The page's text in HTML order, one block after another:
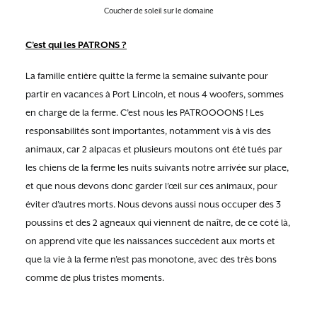
Coucher de soleil sur le domaine
C’est qui les PATRONS ?
La famille entière quitte la ferme la semaine suivante pour
partir en vacances à Port Lincoln, et nous 4 woofers, sommes
en charge de la ferme. C’est nous les PATROOOONS ! Les
responsabilités sont importantes, notamment vis à vis des
animaux, car 2 alpacas et plusieurs moutons ont été tués par
les chiens de la ferme les nuits suivants notre arrivée sur place,
et que nous devons donc garder l’œil sur ces animaux, pour
éviter d’autres morts. Nous devons aussi nous occuper des 3
poussins et des 2 agneaux qui viennent de naître, de ce coté là,
on apprend vite que les naissances succèdent aux morts et
que la vie à la ferme n’est pas monotone, avec des très bons
comme de plus tristes moments.